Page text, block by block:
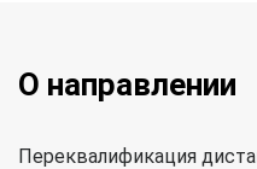
О направлении
Переквалификация